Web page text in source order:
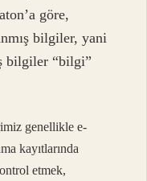
göre,
bilgiler, yani
bilgiler “bilgi”
genellikle e-
kayıtlarında
etmek,